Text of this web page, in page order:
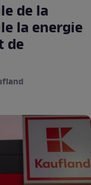
de la
la energie
de